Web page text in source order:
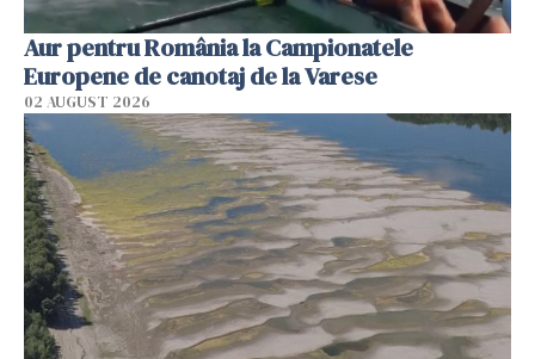
Aur pentru România la Campionatele
Europene de canotaj de la Varese
02 AUGUST 2026